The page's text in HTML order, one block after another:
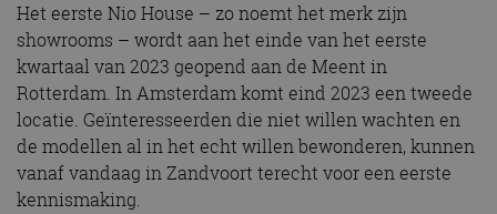
Het eerste Nio House – zo noemt het merk zijn
showrooms – wordt aan het einde van het eerste
kwartaal van 2023 geopend aan de Meent in
Rotterdam. In Amsterdam komt eind 2023 een tweede
locatie. Geïnteresseerden die niet willen wachten en
de modellen al in het echt willen bewonderen, kunnen
vanaf vandaag in Zandvoort terecht voor een eerste
kennismaking.